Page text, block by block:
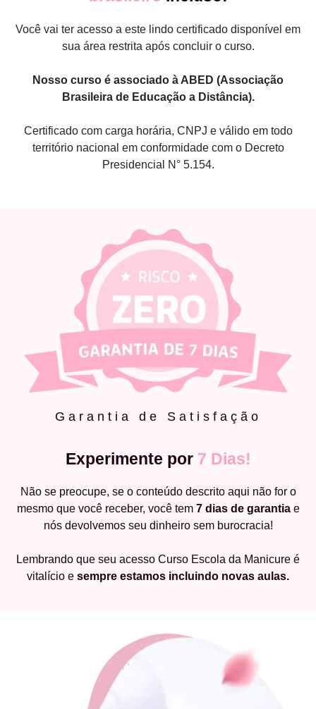
Você vai ter acesso a este lindo certificado disponível em
sua área restrita após concluir o curso.
Nosso curso é associado à ABED (Associação
Brasileira de Educação a Distância).
Certificado com carga horária, CNPJ e válido em todo
território nacional em conformidade com o Decreto
Presidencial N° 5.154.
Garantia de Satisfação
Experimente por 7 Dias!
Não se preocupe, se o conteúdo descrito aqui não for o
mesmo que você receber, você tem 7 dias de garantiae
nós devolvemos seu dinheiro sem burocracia!
Lembrando que seu acesso Curso Escola da Manicure é
vitalício e sempre estamos incluindo novas aulas.